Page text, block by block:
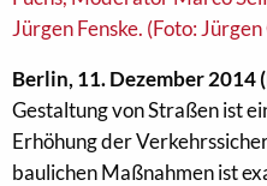
Berlin, 11. Dezember 2014
Gestaltung von Straßen ist
Erhöhung der
baulichen Maßnahmen ist